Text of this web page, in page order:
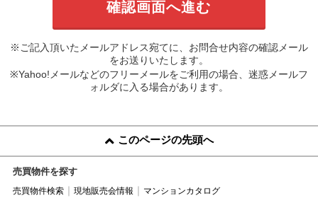
※ご記入頂いたメールアドレス宛てに、お問合せ内容の確認メール
をお送りいたします。
※Yahoo!メールなどのフリーメールをご利用の場合、迷惑メールフ
ォルダに入る場合があります。
このページの先頭へ
売買物件を探す
売買物件検索 現地販売会情報 マンションカタログ